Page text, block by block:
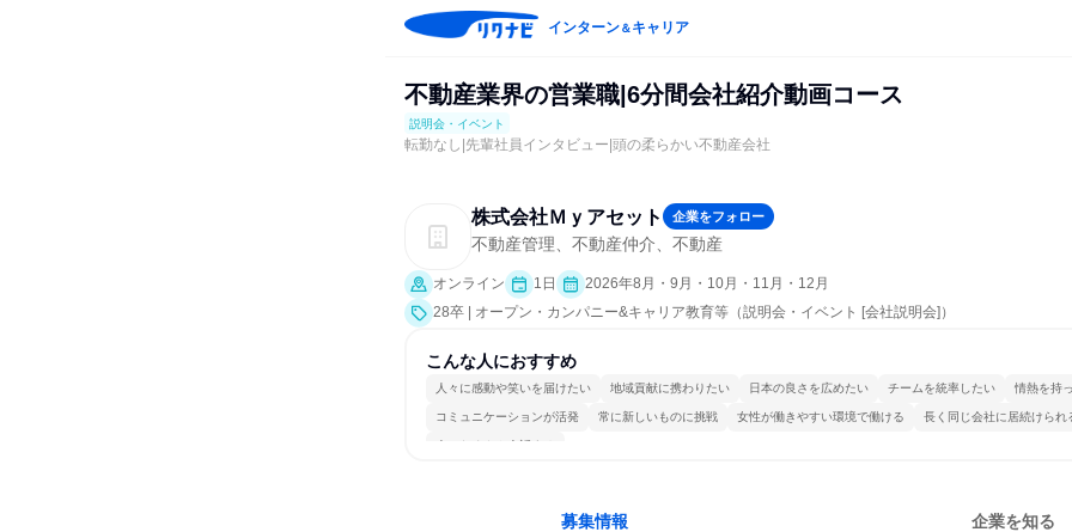
インターン＆キャリア
不動産業界の営業職|6分間会社紹介動画コース
説明会・イベント
転勤なし|先輩社員インタビュー|頭の柔らかい不動産会社
株式会社Ｍｙアセット 企業をフォロー
不動産管理、不動産仲介、不動産
オンライン 1日
2026年8月・9月・10月・11月・12月
28卒 | オープン・カンパニー&キャリア教育等（説明会・イベント [会社説明会]）
こんな人におすすめ
人々に感動や笑いを届けたい 地域貢献に携わりたい 日本の良さを広めたい チームを統率したい 情熱を持
コミュニケーションが活発 常に新しいものに挑戦 女性が働きやすい環境で働ける 長く同じ会社に居続けられ
人とたくさん会話する
募集情報 企業を知る